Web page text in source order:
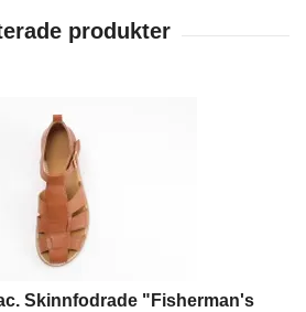
Skinnfodrade "Fisherman's